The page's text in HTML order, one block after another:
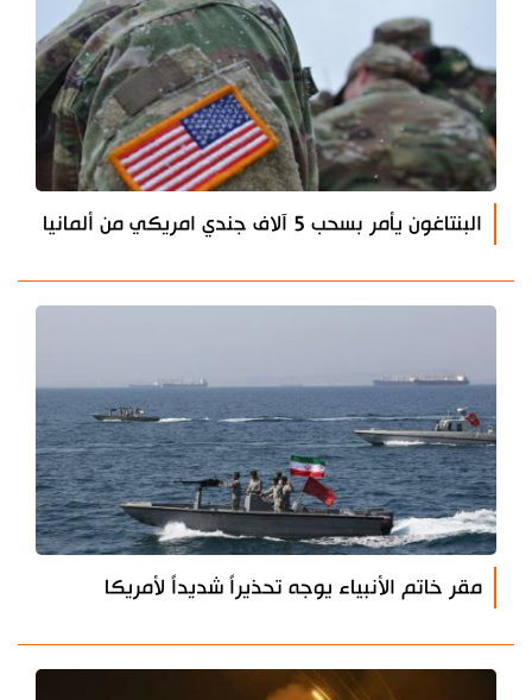
البنتاغون يأمر بسحب 5 آلاف جندي امريكي من ألمانيا
مقر خاتم الأنبياء يوجه تحذيراً شديداً لأمريكا